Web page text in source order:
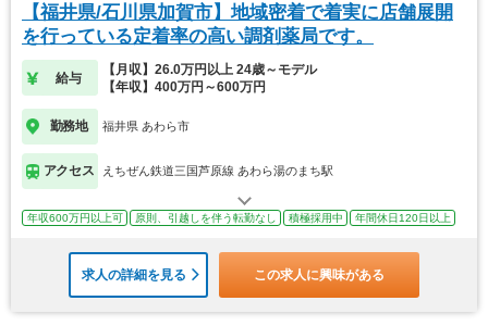
【福井県/石川県加賀市】地域密着で着実に店舗展開
を行っている定着率の高い調剤薬局です。
給与
【月収】26.0万円以上 24歳～モデル
【年収】400万円～600万円
勤務地 福井県 あわら市
アクセス えちぜん鉄道三国芦原線 あわら湯のまち駅
年収600万円以上可 原則、引越しを伴う転勤なし 積極採用中 年間休日120日以上
求人の詳細を見る この求人に興味がある